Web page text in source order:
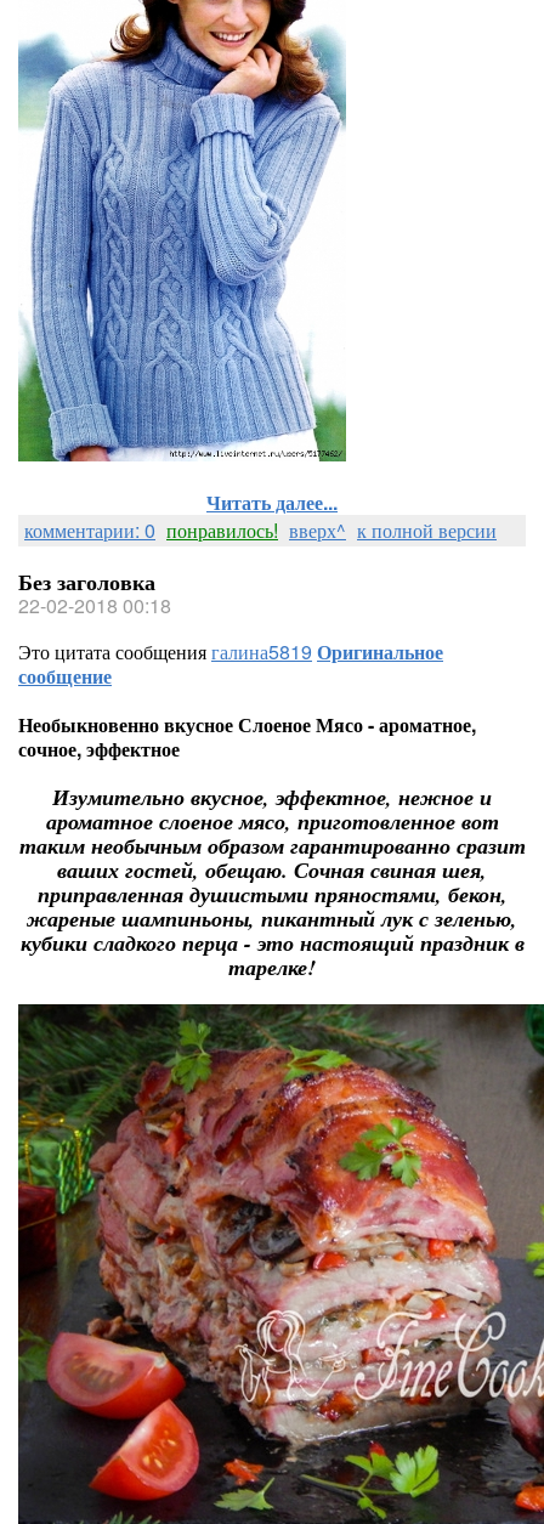
Читать далее...
комментарии: 0 понравилось! вверх^ к полной версии
Без заголовка
22-02-2018 00:18
Это цитата сообщениягалина5819 Оригинальное
сообщение
Необыкновенно вкусное Слоеное Мясо - ароматное,
сочное, эффектное
Изумительно вкусное, эффектное, нежное и
ароматное слоеное мясо, приготовленное вот
таким необычным образом гарантированно сразит
ваших гостей, обещаю. Сочная свиная шея,
приправленная душистыми пряностями, бекон,
жареные шампиньоны, пикантный лук с зеленью,
кубики сладкого перца - это настоящий праздник в
тарелке!